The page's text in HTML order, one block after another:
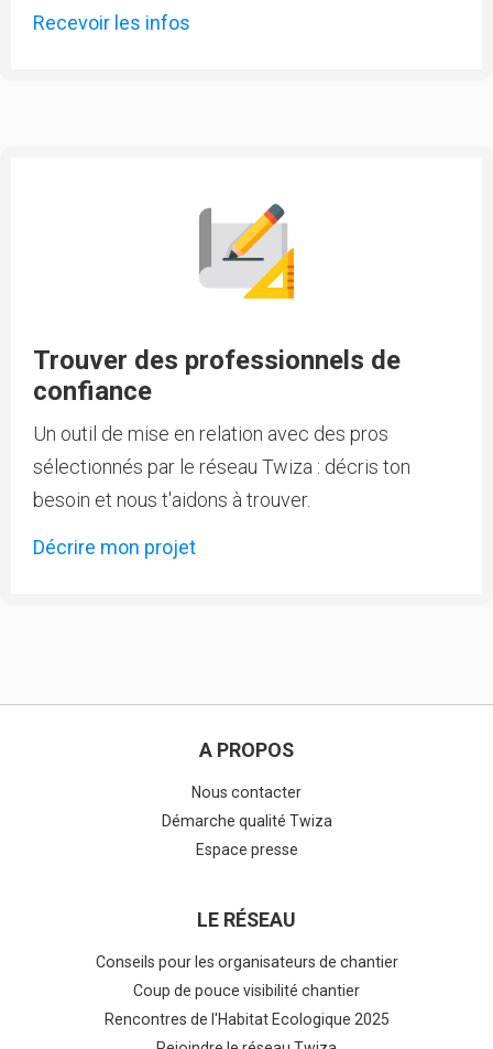
Recevoir les infos
Trouver des professionnels de
confiance
Un outil de mise en relation avec des pros
sélectionnés par le réseau Twiza : décris ton
besoin et nous t'aidons à trouver.
Décrire mon projet
A PROPOS
Nous contacter
Démarche qualité Twiza
Espace presse
LE RÉSEAU
Conseils pour les organisateurs de chantier
Coup de pouce visibilité chantier
Rencontres de l'Habitat Ecologique 2025